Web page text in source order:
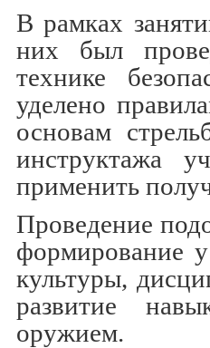
В рамках
них был
технике
уделено
основам
инструктажа
применить
Проведение
формирование
культуры,
развитие
оружием.